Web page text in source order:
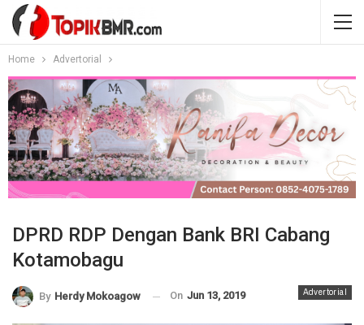
Home Advertorial
DPRD RDP Dengan Bank BRI Cabang
Kotamobagu
Advertorial
By Herdy Mokoagow On Jun 13, 2019